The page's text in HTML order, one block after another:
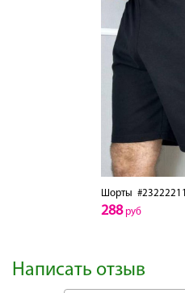
Шорты #23222211
288руб
Написать отзыв